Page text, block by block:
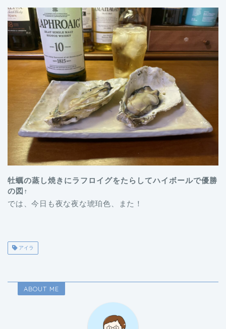
牡蠣の蒸し焼きにラフロイグをたらしてハイボールで優勝
の図 ↑
では、今日も夜な夜な琥珀色、また！
アイラ
ABOUT ME